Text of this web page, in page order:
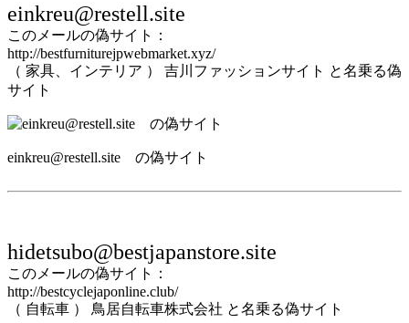
einkreu@restell.site
このメールの偽サイト：
http://bestfurniturejpwebmarket.xyz/
（ 家具、インテリア ） 吉川ファッションサイト と名乗る偽
サイト
einkreu@restell.site の偽サイト
hidetsubo@bestjapanstore.site
このメールの偽サイト：
http://bestcyclejaponline.club/
（ 自転車 ） 鳥居自転車株式会社 と名乗る偽サイト